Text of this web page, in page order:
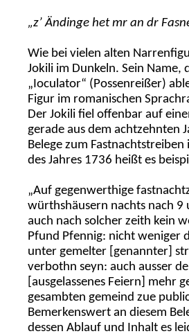
„z’ Ändinge het mr an dr
Wie bei vielen alten
Jokili im Dunkeln. Sein
„Ioculator“ (Possenreißer)
Figur im romanischen
Der Jokili fiel offenbar auf
gerade aus dem achtzehnten
Belege zum
des Jahres 1736 heißt es
„Auf gegenwerthige
würthshäusern nachts nach
auch nach solcher zeith kein
Pfund Pfennig: nicht weniger
unter gemelter [genannter]
verbothn seyn: auch ausser
[ausgelassenes Feiern] mehr
gesambten gemeind zue
Bemerkenswert an diesem
dessen Ablauf und Inhalt es